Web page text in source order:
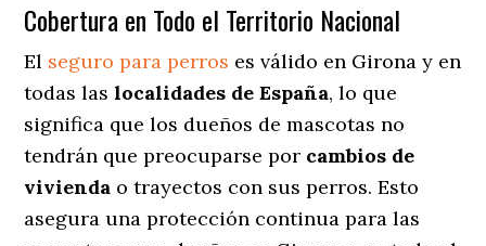
Cobertura en Todo el Territorio Nacional
El seguro para perros es válido en Girona y en
todas laslocalidades de España, lo que
significa que los dueños de mascotas no
tendrán que preocuparse por cambios de
vivienda o trayectos con sus perros. Esto
asegura una protección continua para las